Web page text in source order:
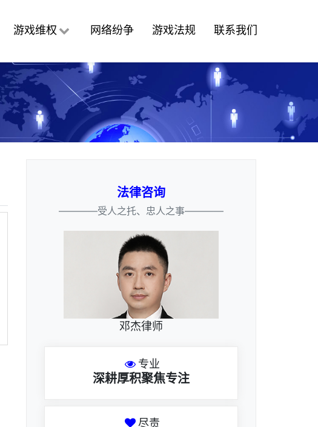
游戏维权 网络纷争 游戏法规 联系我们
法律咨询
————受人之托、忠人之事————
邓杰律师
专业
深耕厚积聚焦专注
尽责